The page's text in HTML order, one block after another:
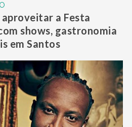
a Festa
shows, gastronomia
em Santos